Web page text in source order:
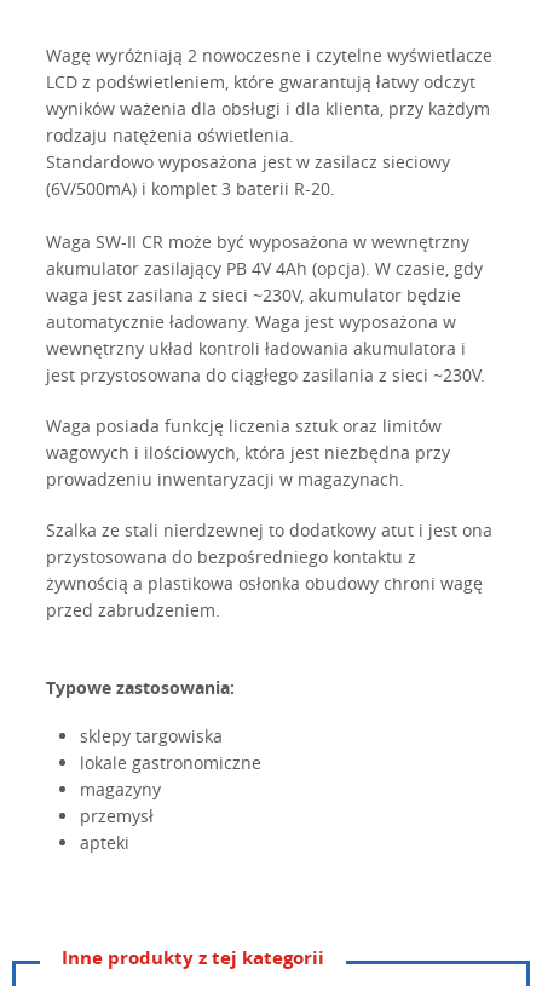
Wagę wyróżniają 2 nowoczesne i czytelne wyświetlacze
LCD z podświetleniem, które gwarantują łatwy odczyt
wyników ważenia dla obsługi i dla klienta, przy każdym
rodzaju natężenia oświetlenia.
Standardowo wyposażona jest w zasilacz sieciowy
(6V/500mA) i komplet 3 baterii R-20.
Waga SW-II CR może być wyposażona w wewnętrzny
akumulator zasilający PB 4V 4Ah (opcja). W czasie, gdy
waga jest zasilana z sieci ~230V, akumulator będzie
automatycznie ładowany. Waga jest wyposażona w
wewnętrzny układ kontroli ładowania akumulatora i
jest przystosowana do ciągłego zasilania z sieci ~230V.
Waga posiada funkcję liczenia sztuk oraz limitów
wagowych i ilościowych, która jest niezbędna przy
prowadzeniu inwentaryzacji w magazynach.
Szalka ze stali nierdzewnej to dodatkowy atut i jest ona
przystosowana do bezpośredniego kontaktu z
żywnością a plastikowa osłonka obudowy chroni wagę
przed zabrudzeniem.
Typowe zastosowania:
sklepy targowiska
lokale gastronomiczne
magazyny
przemysł
apteki
SW-II CR USB
Inne produkty z tej kategorii